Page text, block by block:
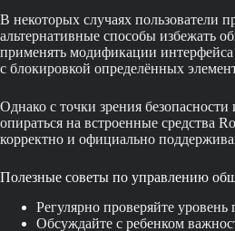
В некоторых случаях пользователи
альтернативные способы избежать
применять модификации интерфейса
с блокировкой определённых
Однако с точки зрения безопасности
опираться на встроенные средства
корректно и официально
Полезные советы по управлению
Регулярно проверяйте уровень
Обсуждайте с ребенком